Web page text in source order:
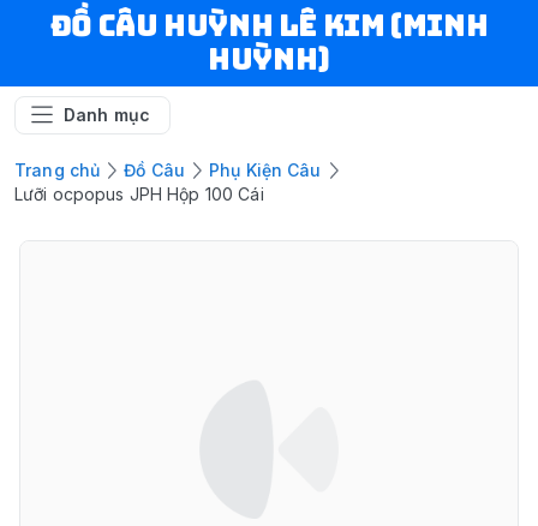
ĐỒ CÂU HUỲNH LÊ KIM (MINH
HUỲNH)
Danh mục
Trang chủ Đồ Câu
Phụ Kiện Câu
Lưỡi ocpopus JPH Hộp 100 Cái